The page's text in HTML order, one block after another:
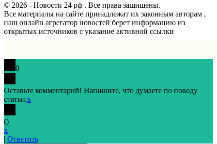
© 2026 - Новости 24 рф . Все права защищены.
Все материалы на сайте принадлежат их законным авторам ,
наш онлайн агрегатор новостей берет информацию из
открытых источников с указание активной ссылки
0
Оставьте комментарий! Напишите, что думаете по поводу
статьи.x
()
x
| Ответить